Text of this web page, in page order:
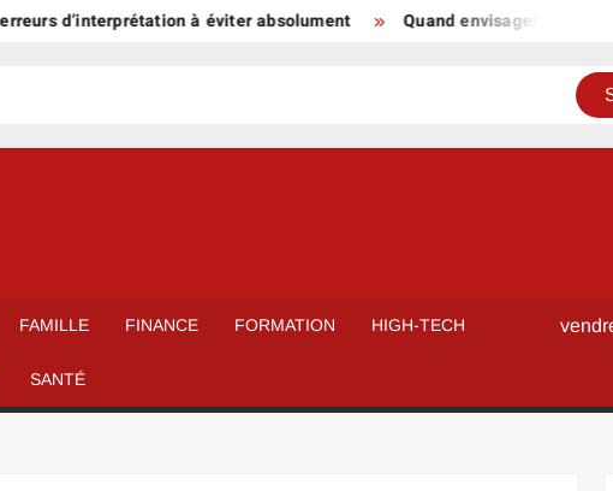
d’interprétation à éviter absolument Quand envisager une
FAMILLE FINANCE FORMATION HIGH-TECH
SANTÉ